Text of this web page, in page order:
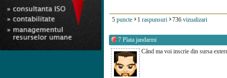
5 puncte 1 raspunsuri 736 vizualizari
7 Plata jandarmi
Când ma voi inscrie din sursa